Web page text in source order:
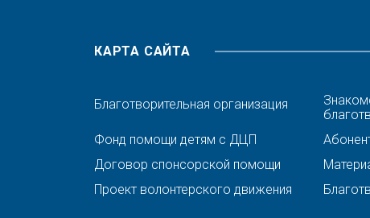
КАРТА САЙТА
Благотворительная организация
Фонд помощи детям с ДЦП
Договор спонсорской помощи
Проект волонтерского движения